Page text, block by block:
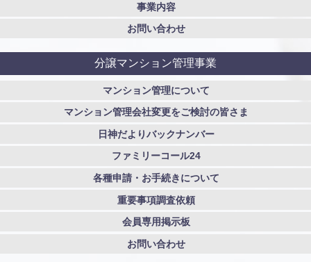
事業内容
お問い合わせ
分譲マンション管理事業
マンション管理について
マンション管理会社変更をご検討の皆さま
日神だよりバックナンバー
ファミリーコール24
各種申請・お手続きについて
重要事項調査依頼
会員専用掲示板
お問い合わせ